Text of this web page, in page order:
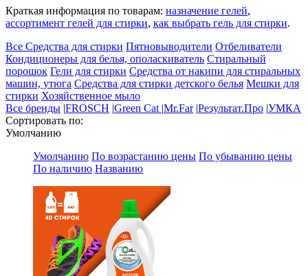
Краткая информация по товарам: назначение гелей,
ассортимент гелей для стирки, как выбрать гель для стирки.
Все Средства для стирки Пятновыводители Отбеливатели
Кондиционеры для белья, ополаскиватель Стиральный
порошок Гели для стирки Средства от накипи для стиральных
машин, утюга Средства для стирки детского белья Мешки для
стирки Хозяйственное мыло
Все бренды |FROSCH |Green Cat |Mr.Far |Результат.Про |УМКА
Сортировать по:
Умолчанию
Умолчанию По возрастанию цены По убыванию цены
По наличию Названию